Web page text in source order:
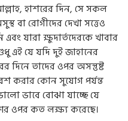
হাশরের দিন, সে সকল
বা রোগীদের দেখা সত্তেও
যারা ক্ষুদার্তদেরকে খাবার
এই যে যদি দুই জাহানের
দিনে তাদের ওপর অসন্তুষ্ট
করার কোন সুযোগ পর্যন্ত
ভাবে বোঝা যাচ্ছে যে
ওপর কত লক্ষ্য করেছে।